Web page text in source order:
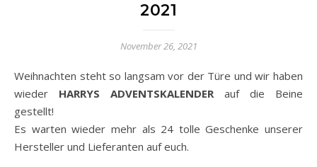
2021
November 26, 2021
Weihnachten steht so langsam vor der Türe und wir haben
wieder HARRYS ADVENTSKALENDERauf die Beine
gestellt!
Es warten wieder mehr als 24 tolle Geschenke unserer
Hersteller und Lieferanten auf euch.